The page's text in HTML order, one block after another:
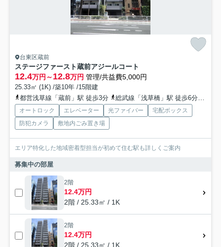
台東区蔵前
ステージファースト蔵前アジールコート
12.4万円～12.8万円 管理/共益費5,000円
25.33㎡ (1K) /築10年 /15階建
都営浅草線「蔵前」駅 徒歩3分
総武線「浅草橋」駅 徒歩6分
オートロック エレベーター 光ファイバー
宅配ボックス
防犯カメラ
敷地内ごみ置き場
エリア特化した地域密着型担当が初めて住む駅も詳しくご案内
募集中の部屋
2階
12.4万円
2階 / 25.33㎡ / 1K
2階
12.4万円
2階 / 25.33㎡ / 1K